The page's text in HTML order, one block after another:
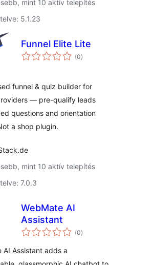
mint 10 aktív telepítés
5.1.23
Funnel Elite Lite
(0értékelés
összesen
)
funnel & quiz builder for
— pre-qualify leads
questions and orientation
a shop plugin.
mint 10 aktív telepítés
7.0.3
WebMate AI
Assistant
(0értékelés
összesen
)
AI Assistant adds a